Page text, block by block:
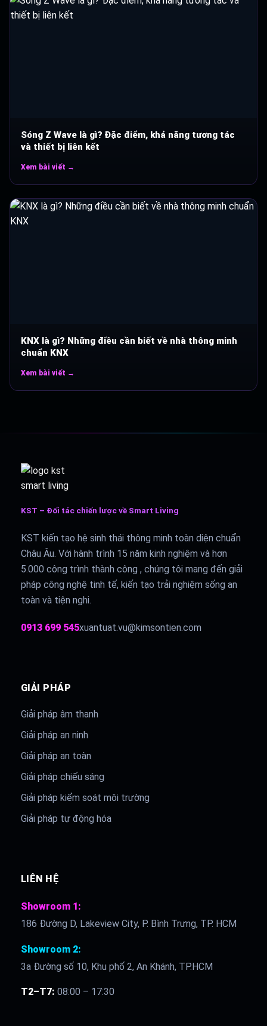
Sóng Z Wave là gì? Đặc điểm, khả năng tương tác
và thiết bị liên kết
Xem bài viết →
KNX là gì? Những điều cần biết về nhà thông minh
chuẩn KNX
Xem bài viết →
KST – Đối tác chiến lược về Smart Living
KST kiến tạo hệ sinh thái thông minh toàn diện chuẩn
Châu Âu. Với hành trình 15 năm kinh nghiệm và hơn
5.000 công trình thành công , chúng tôi mang đến giải
pháp công nghệ tinh tế, kiến tạo trải nghiệm sống an
toàn và tiện nghi.
0913 699 545xuantuat.vu@kimsontien.com
GIẢI PHÁP
Giải pháp âm thanh
Giải pháp an ninh
Giải pháp an toàn
Giải pháp chiếu sáng
Giải pháp kiểm soát môi trường
Giải pháp tự động hóa
LIÊN HỆ
Showroom 1:
186 Đường D, Lakeview City, P. Bình Trưng, TP. HCM
Showroom 2:
3a Đường số 10, Khu phố 2, An Khánh, TP.HCM
T2–T7: 08:00 – 17:30